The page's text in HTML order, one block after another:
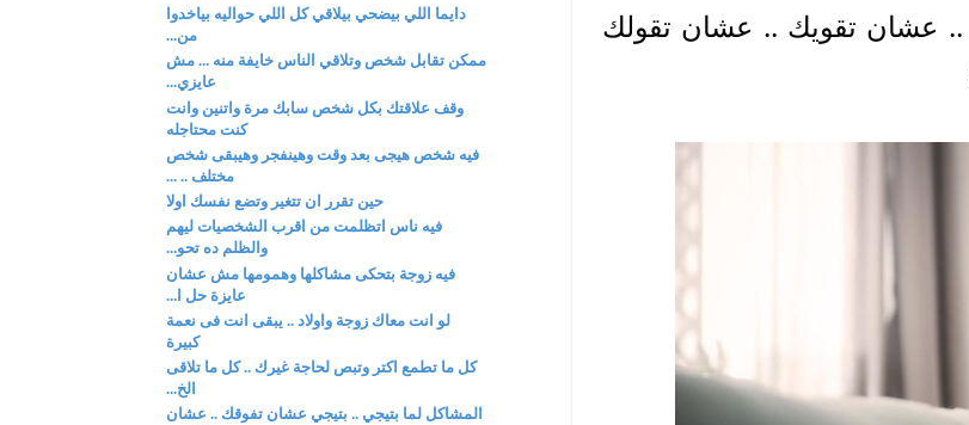
دايما اللي بيضحي بيلاقي كل اللي حواليه بياخدوا
من...
ممكن تقابل شخص وتلاقي الناس خايفة منه ... مش
عايزي...
وقف علاقتك بكل شخص سابك مرة واتنين وانت
كنت محتاجله
فيه شخص هيجى بعد وقت وهينفجر وهيبقى شخص
مختلف .. ...
حين تقرر ان تتغير وتضع نفسك اولا
فيه ناس اتظلمت من اقرب الشخصيات ليهم
والظلم ده تحو...
فيه زوجة بتحكى مشاكلها وهمومها مش عشان
عايزة حل ا...
لو انت معاك زوجة واولاد .. يبقى انت فى نعمة
كبيرة
كل ما تطمع اكتر وتبص لحاجة غيرك .. كل ما تلاقى
الخ...
المشاكل لما بتيجي .. بتيجي عشان تفوقك .. عشان